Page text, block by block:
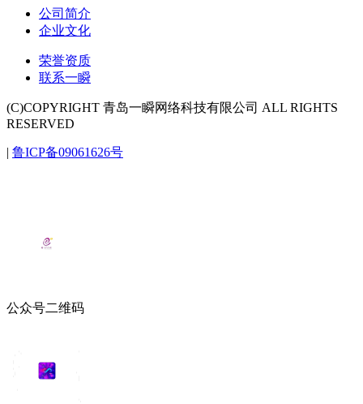
公司简介
企业文化
荣誉资质
联系一瞬
(C)COPYRIGHT 青岛一瞬网络科技有限公司 ALL RIGHTS
RESERVED
| 鲁ICP备09061626号
公众号二维码